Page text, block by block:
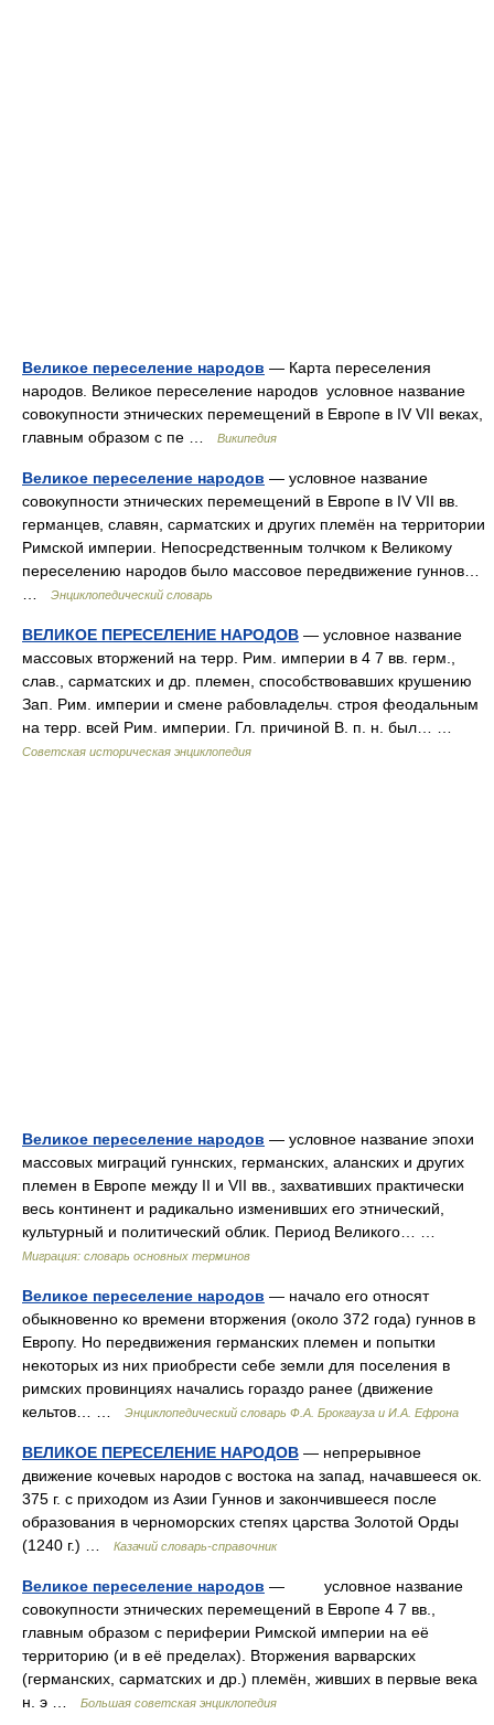
Великое переселение народов — Карта переселения
народов. Великое переселение народов условное название
совокупности этнических перемещений в Европе в IV VII веках,
главным образом с пе …
Википедия
Великое переселение народов — условное название
совокупности этнических перемещений в Европе в IV VII вв.
германцев, славян, сарматских и других племён на территории
Римской империи. Непосредственным толчком к Великому
переселению народов было массовое передвижение гуннов…
Энциклопедический словарь
ВЕЛИКОЕ ПЕРЕСЕЛЕНИЕ НАРОДОВ — условное название
массовых вторжений на терр. Рим. империи в 4 7 вв. герм.,
слав., сарматских и др. племен, способствовавших крушению
Зап. Рим. империи и смене рабовладельч. строя феодальным
на терр. всей Рим. империи. Гл. причиной В. п. н. был… …
Советская историческая энциклопедия
Великое переселение народов — условное название эпохи
массовых миграций гуннских, германских, аланских и других
племен в Европе между II и VII вв., захвативших практически
весь континент и радикально изменивших его этнический,
культурный и политический облик. Период Великого… …
Миграция: словарь основных терминов
Великое переселение народов — начало его относят
обыкновенно ко времени вторжения (около 372 года) гуннов в
Европу. Но передвижения германских племен и попытки
некоторых из них приобрести себе земли для поселения в
римских провинциях начались гораздо ранее (движение
кельтов… …
Энциклопедический словарь Ф.А. Брокгауза и И.А. Ефрона
ВЕЛИКОЕ ПЕРЕСЕЛЕНИЕ НАРОДОВ — непрерывное
движение кочевых народов с востока на запад, начавшееся ок.
375 г. с приходом из Азии Гуннов и закончившееся после
образования в черноморских степях царства Золотой Орды
(1240 г.) …
Казачий словарь-справочник
Великое переселение народов — условное название
совокупности этнических перемещений в Европе 4 7 вв.,
главным образом с периферии Римской империи на её
территорию (и в её пределах). Вторжения варварских
(германских, сарматских и др.) племён, живших в первые века
н. э …
Большая советская энциклопедия